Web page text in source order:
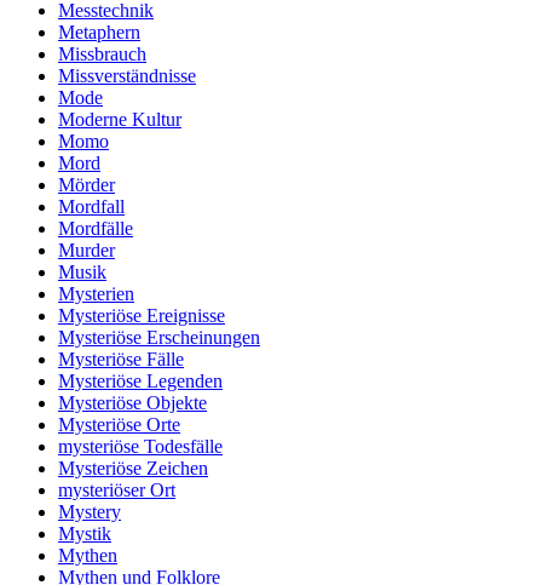
Messtechnik
Metaphern
Missbrauch
Missverständnisse
Mode
Moderne Kultur
Momo
Mord
Mörder
Mordfall
Mordfälle
Murder
Musik
Mysterien
Mysteriöse Ereignisse
Mysteriöse Erscheinungen
Mysteriöse Fälle
Mysteriöse Legenden
Mysteriöse Objekte
Mysteriöse Orte
mysteriöse Todesfälle
Mysteriöse Zeichen
mysteriöser Ort
Mystery
Mystik
Mythen
Mythen und Folklore